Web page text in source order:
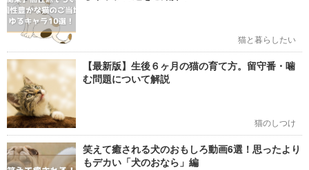
猫と暮らしたい
【最新版】生後６ヶ月の猫の育て方。留守番・噛
む問題について解説
猫のしつけ
笑えて癒される犬のおもしろ動画6選！思ったより
もデカい「犬のおなら」編